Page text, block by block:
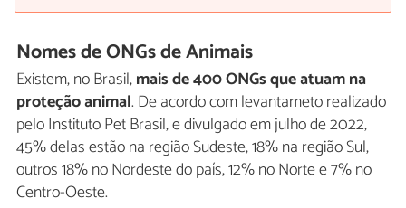
Nomes de ONGs de Animais
Existem, no Brasil,mais de 400 ONGs que atuam na
proteção animal. De acordo com levantameto realizado
pelo Instituto Pet Brasil, e divulgado em julho de 2022,
45% delas estão na região Sudeste, 18% na região Sul,
outros 18% no Nordeste do país, 12% no Norte e 7% no
Centro-Oeste.